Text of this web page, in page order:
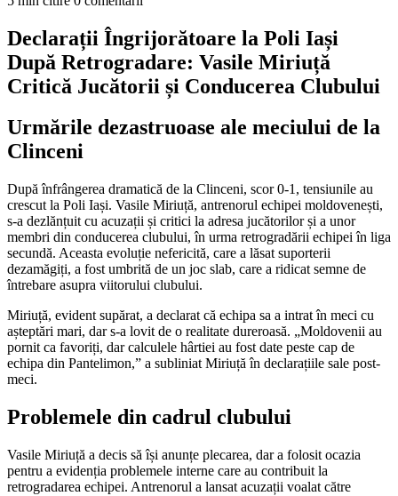
Declarații Îngrijorătoare la Poli Iași
După Retrogradare: Vasile Miriuță
Critică Jucătorii și Conducerea Clubului
Urmările dezastruoase ale meciului de la
Clinceni
După înfrângerea dramatică de la Clinceni, scor 0-1, tensiunile au
crescut la Poli Iași. Vasile Miriuță, antrenorul echipei moldovenești,
s-a dezlănțuit cu acuzații și critici la adresa jucătorilor și a unor
membri din conducerea clubului, în urma retrogradării echipei în liga
secundă. Aceasta evoluție nefericită, care a lăsat suporterii
dezamăgiți, a fost umbrită de un joc slab, care a ridicat semne de
întrebare asupra viitorului clubului.
Miriuță, evident supărat, a declarat că echipa sa a intrat în meci cu
așteptări mari, dar s-a lovit de o realitate dureroasă. „Moldovenii au
pornit ca favoriți, dar calculele hârtiei au fost date peste cap de
echipa din Pantelimon,” a subliniat Miriuță în declarațiile sale post-
meci.
Problemele din cadrul clubului
Vasile Miriuță a decis să își anunțe plecarea, dar a folosit ocazia
pentru a evidenția problemele interne care au contribuit la
retrogradarea echipei. Antrenorul a lansat acuzații voalat către